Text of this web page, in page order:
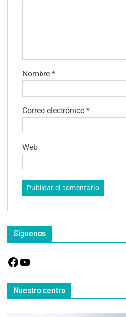
Nombre *
Correo electrónico *
Web
Síguenos
Nuestro centro